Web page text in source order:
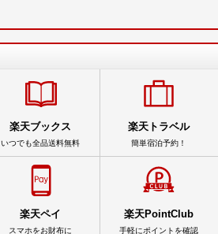
楽天ブックス
いつでも全品送料無料
楽天トラベル
簡単宿泊予約！
楽天ペイ
スマホをお財布に
楽天PointClub
手軽にポイントを確認